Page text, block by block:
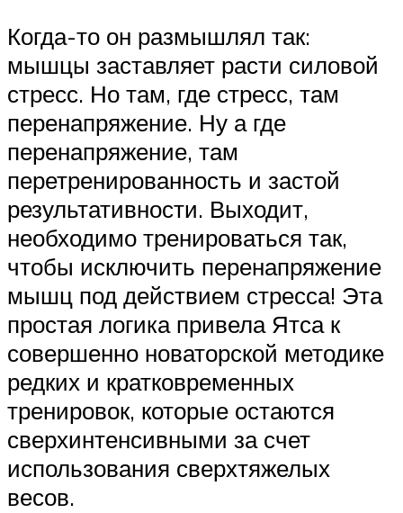
Когда-то он размышлял так:
мышцы заставляет расти силовой
стресс. Но там, где стресс, там
перенапряжение. Ну а где
перенапряжение, там
перетренированность и застой
результативности. Выходит,
необходимо тренироваться так,
чтобы исключить перенапряжение
мышц под действием стресса! Эта
простая логика привела Ятса к
совершенно новаторской методике
редких и кратковременных
тренировок, которые остаются
сверхинтенсивными за счет
использования сверхтяжелых
весов.